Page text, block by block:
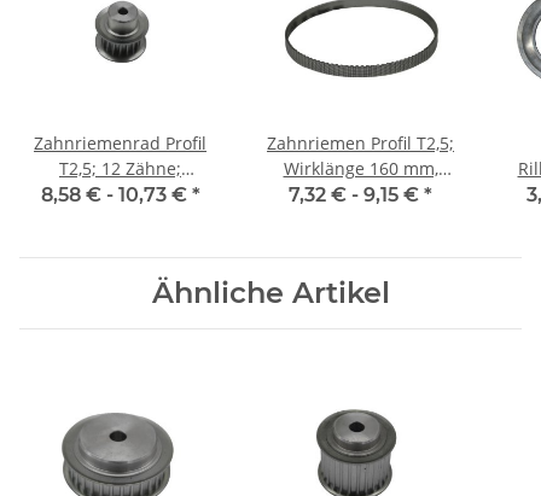
Zahnriemenrad Profil
T2,5; 12 Zähne;
Riemenbreite 6 mm
8,58 € - 10,73 € *
Zahnriemen Profil T2,5;
Wirklänge 160 mm,
Riemenbreite 6 mm
7,32 € - 9,15 € *
Ähnliche Artikel